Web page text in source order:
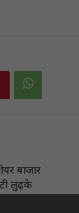
बाजार
लुढ़के